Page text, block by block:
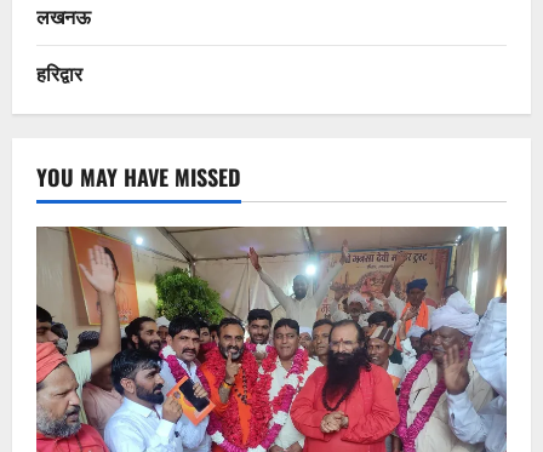
लखनऊ
हरिद्वार
YOU MAY HAVE MISSED